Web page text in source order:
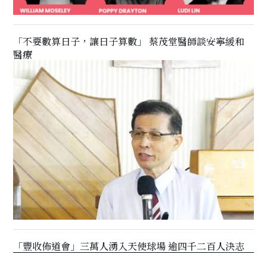
「不要數算日子，讓日子算數」 蔡茂堂醫師談安寧緩和
醫療
「豐收佈道會」三萬人湧入天使球場 逾四千二百人決志